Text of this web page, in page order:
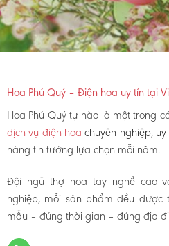
Hoa Phú Quý – Điện hoa uy tín tại
Hoa Phú Quý tự hào là một trong
dịch vụ điện hoachuyên nghiệp, uy
hàng tin tưởng lựa chọn mỗi năm.
Đội ngũ thợ hoa tay nghề cao
nghiệp, mỗi sản phẩm đều
mẫu – đúng thời gian – đúng địa